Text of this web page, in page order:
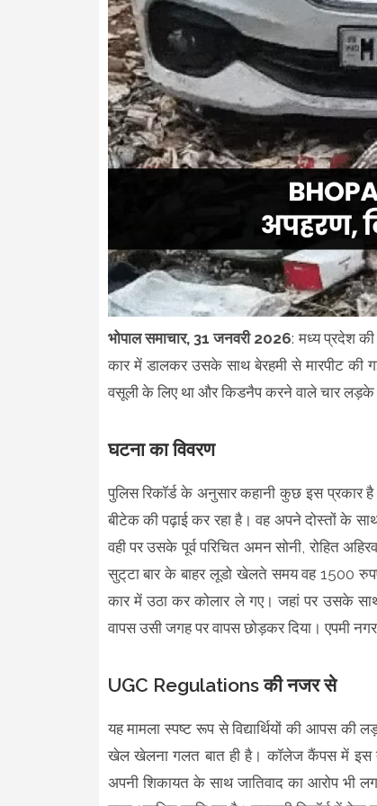
भोपाल समाचार, 31 जनवरी 2026: मध्य प्रदेश
कार में डालकर उसके साथ बेरहमी से मारपीट की
वसूली के लिए था और किडनैप करने वाले चार
घटना का विवरण
पुलिस रिकॉर्ड के अनुसार कहानी कुछ इस प्रकार है
बीटेक की पढ़ाई कर रहा है। वह अपने दोस्तों के
वही पर उसके पूर्व परिचित अमन सोनी, रोहित
सुट्‌टा बार के बाहर लूडो खेलते समय वह 1500
कार में उठा कर कोलार ले गए। जहां पर उसके
वापस उसी जगह पर वापस छोड़कर दिया। एपमी नगर
UGC Regulations की नजर से
यह मामला स्पष्ट रूप से विद्यार्थियों की आपस
खेल खेलना गलत बात ही है। कॉलेज कैंपस में इस
अपनी शिकायत के साथ जातिवाद का आरोप भी